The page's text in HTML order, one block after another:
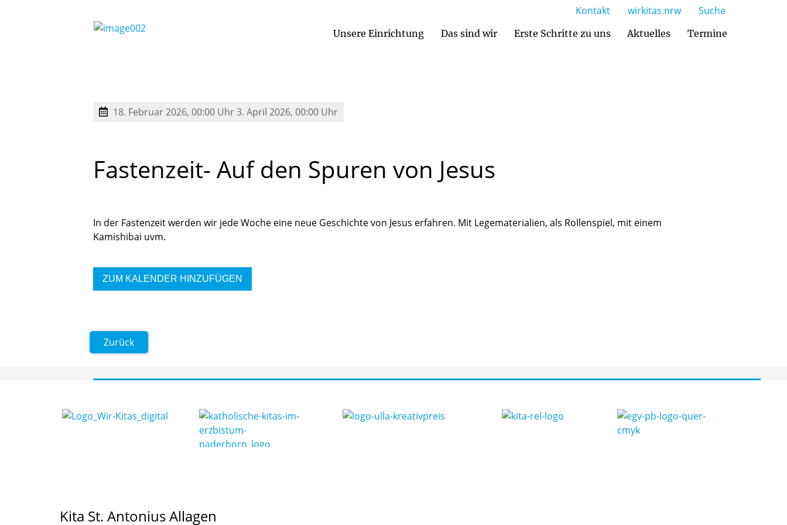
Unsere Einrichtung Das sind wir Erste Schritte zu uns Aktuelles Termine
Kontakt wirkitas.nrw Suche
18. Februar 2026, 00:00 Uhr3. April 2026, 00:00 Uhr
Fastenzeit- Auf den Spuren von Jesus
In der Fastenzeit werden wir jede Woche eine neue Geschichte von Jesus erfahren. Mit Legematerialien, als Rollenspiel, mit einem
Kamishibai uvm.
ZUM KALENDER HINZUFÜGEN
Zurück
Kita St. Antonius Allagen